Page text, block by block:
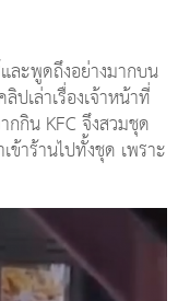
ละพูดถึงอย่างมากบน
ปเล่าเรื่องเจ้าหน้าที่
กกิน KFC จึงสวมชุด
าร้านไปทั้งชุด เพราะ